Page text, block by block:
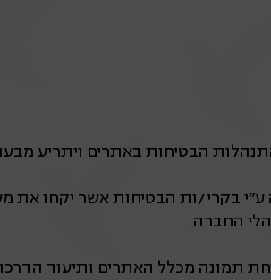
הבטיחות באתרים ויתריע
ע"י בקרי/ות הבטיחות אשר יקחו את
החברה.
תמונה מכלל האתרים ותיעוד